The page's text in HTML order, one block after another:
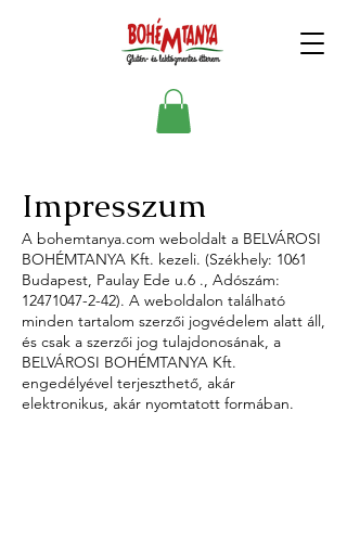
Impresszum
A bohemtanya.com weboldalt a BELVÁROSI
BOHÉMTANYA Kft. kezeli. (Székhely: 1061
Budapest, Paulay Ede u.6 ., Adószám:
12471047-2-42). A weboldalon található
minden tartalom szerzői jogvédelem alatt áll,
és csak a szerzői jog tulajdonosának, a
BELVÁROSI BOHÉMTANYA Kft.
engedélyével terjeszthető, akár
elektronikus, akár nyomtatott formában.